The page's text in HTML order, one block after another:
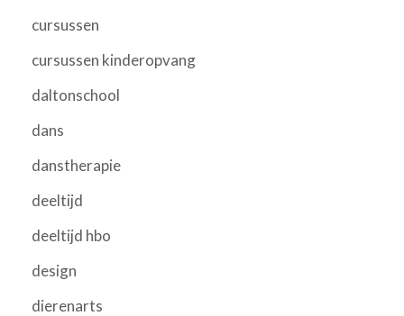
cursussen
cursussen kinderopvang
daltonschool
dans
danstherapie
deeltijd
deeltijd hbo
design
dierenarts